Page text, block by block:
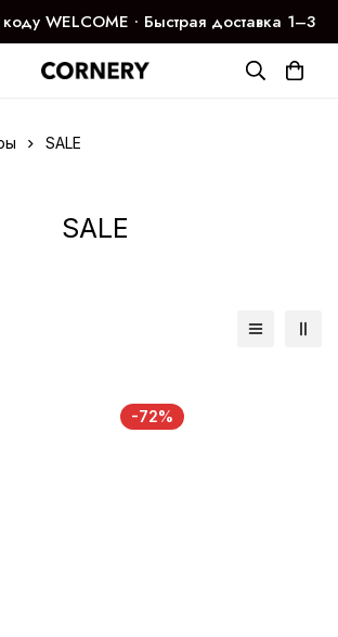
WELCOME ∙ Быстрая доставка 1–3
дня
SALE
SALE
-72%